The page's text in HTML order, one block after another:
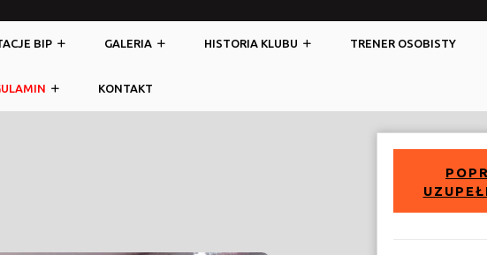
BIP GALERIA HISTORIA KLUBU TRENER OSOBISTY
KONTAKT